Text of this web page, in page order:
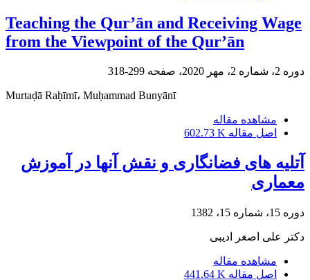
Teaching the Qur’ān and Receiving Wage
from the Viewpoint of the Qur’ān
دوره 2، شماره 2، مهر 2020، صفحه 299-318
Murtaḍā Raḥīmī، Muḥammad Bunyānī
مشاهده مقاله
اصل مقاله 602.73 K
آتلیه های فضانگاری و نقش آنها در آموزش
معماری
دوره 15، شماره 15، 1382
دکتر علی اصغر ادیبی
مشاهده مقاله
اصل مقاله 441.64 K